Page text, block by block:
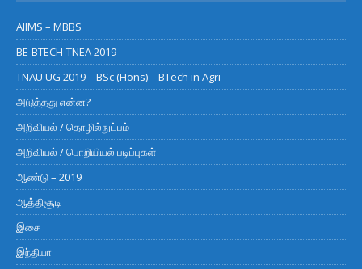
AIIMS – MBBS
BE-BTECH-TNEA 2019
TNAU UG 2019 – BSc (Hons) – BTech in Agri
அடுத்தது என்ன?
அறிவியல் / தொழில்நுட்பம்
அறிவியல் / பொறியியல் படிப்புகள்
ஆண்டு – 2019
ஆத்திசூடி
இசை
இந்தியா